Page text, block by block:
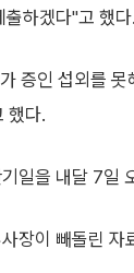
출하겠다"고 했다.
증인 섭외를
했다.
일을 내달 7일
장이 빼돌린